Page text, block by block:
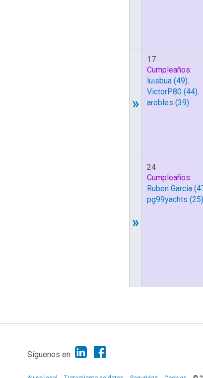
»
17
Cumpleaños:
luisbua (49),
VictorP80 (44),
arobles (39)
»
24
Cumpleaños:
Ruben Garcia
pg99yachts (25)
Síguenos en